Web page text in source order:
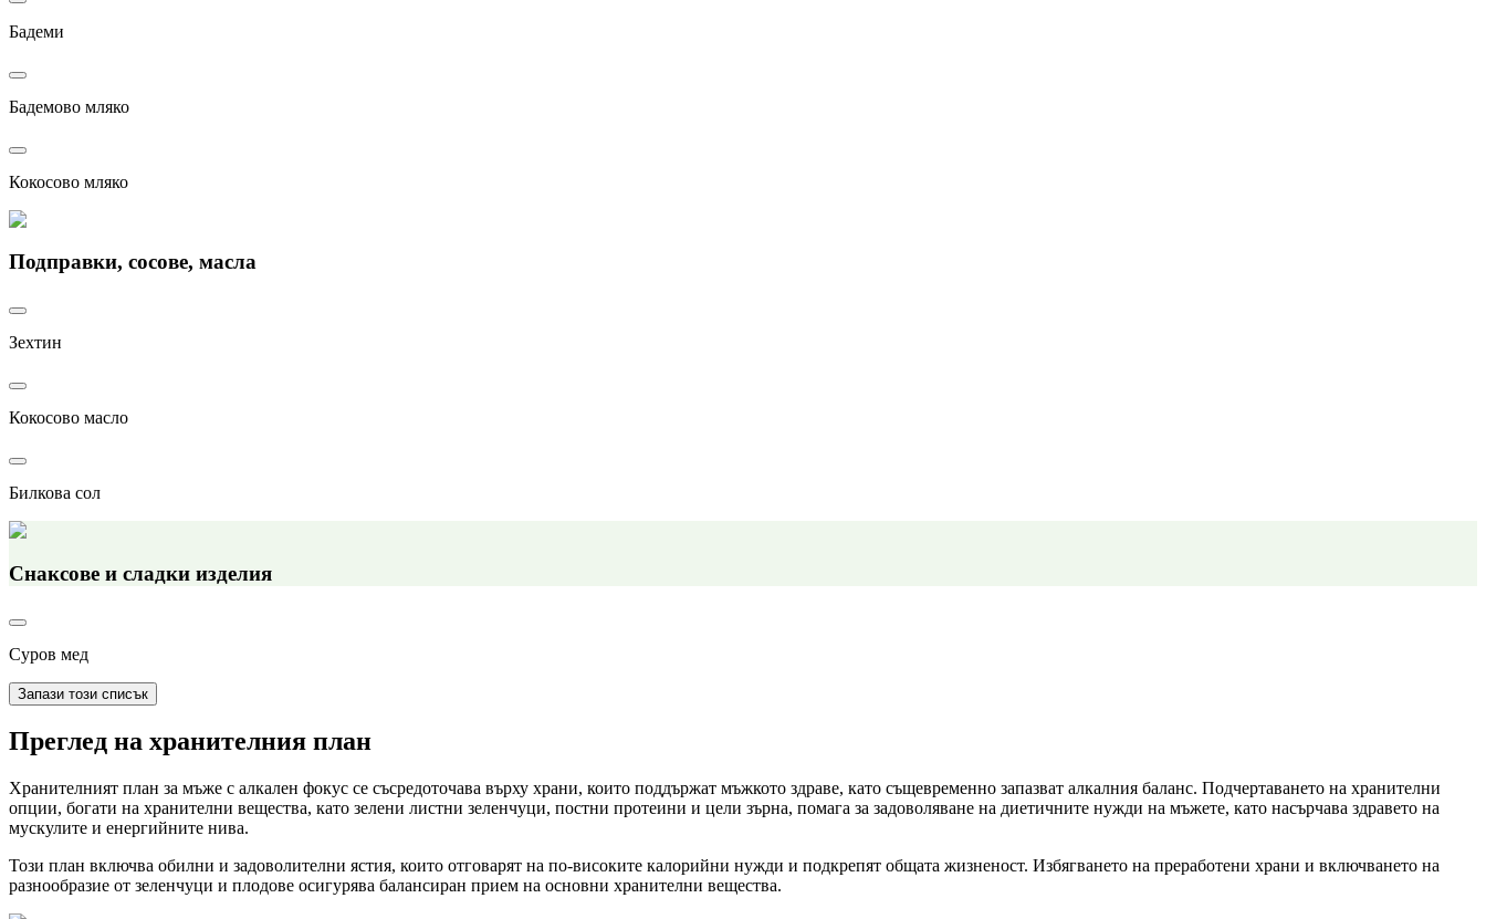
Бадеми
Бадемово мляко
Кокосово мляко
Подправки, сосове, масла
Зехтин
Кокосово масло
Билкова сол
Снаксове и сладки изделия
Суров мед
Запази този списък
Преглед на хранителния план
Хранителният план за мъже с алкален фокус се съсредоточава върху храни, които поддържат мъжкото здраве, като същевременно запазват алкалния баланс. Подчертаването на хранителни
опции, богати на хранителни вещества, като зелени листни зеленчуци, постни протеини и цели зърна, помага за задоволяване на диетичните нужди на мъжете, като насърчава здравето на
мускулите и енергийните нива.
Този план включва обилни и задоволителни ястия, които отговарят на по-високите калорийни нужди и подкрепят общата жизненост. Избягването на преработени храни и включването на
разнообразие от зеленчуци и плодове осигурява балансиран прием на основни хранителни вещества.